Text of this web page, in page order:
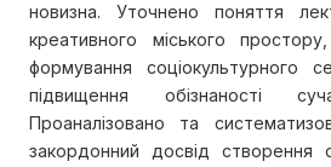
новизна. Уточнено поняття
креативного міського
формування соціокультурного
підвищення обізнаності
Проаналізовано та
закордонний досвід створення